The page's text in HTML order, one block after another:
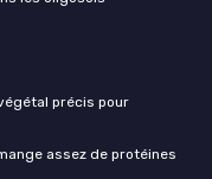
précis pour
assez de protéines